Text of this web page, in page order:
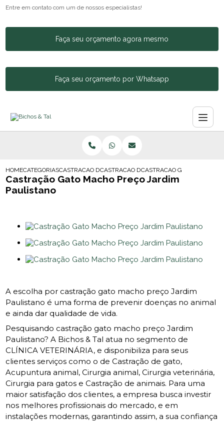
Entre em contato com um de nossos especialistas!
Faça seu orçamento agora mesmo
Faça seu orçamento por Whatsapp
HOMECATEGORIASCASTRACAO DE ANIMAISCASTRACAO DE CACHORRACASTRACAO GATO MACHO
Castração Gato Macho Preço Jardim
Paulistano
A escolha por castração gato macho preço Jardim
Paulistano é uma forma de prevenir doenças no animal
e ainda dar qualidade de vida.
Pesquisando castração gato macho preço Jardim
Paulistano? A Bichos & Tal atua no segmento de
CLÍNICA VETERINÁRIA, e disponibiliza para seus
clientes serviços como o de Castração de gato,
Acupuntura animal, Cirurgia animal, Cirurgia veterinária,
Cirurgia para gatos e Castração de animais. Para uma
maior satisfação dos clientes, a empresa busca investir
nos melhores profissionais do mercado, e em
instalações modernas, garantindo assim, a sua confiança